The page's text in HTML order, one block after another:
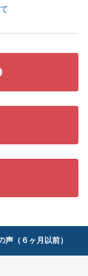
声（６ヶ月以前）